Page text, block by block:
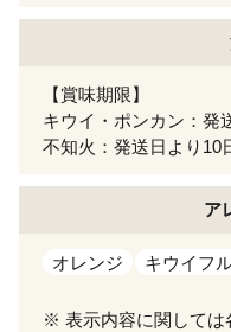
【賞味期限】
キウイ・ポンカン：発
不知火：発送日より10
ア
オレンジ キウイフ
※ 表示内容に関しては